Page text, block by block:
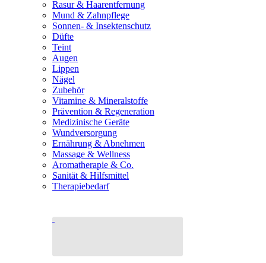
Rasur & Haarentfernung
Mund & Zahnpflege
Sonnen- & Insektenschutz
Düfte
Teint
Augen
Lippen
Nägel
Zubehör
Vitamine & Mineralstoffe
Prävention & Regeneration
Medizinische Geräte
Wundversorgung
Ernährung & Abnehmen
Massage & Wellness
Aromatherapie & Co.
Sanität & Hilfsmittel
Therapiebedarf